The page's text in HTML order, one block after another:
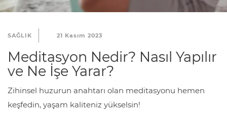
SAĞLIK 21 Kasım 2023
Meditasyon Nedir? Nasıl Yapılır
ve Ne İşe Yarar?
Zihinsel huzurun anahtarı olan meditasyonu hemen
keşfedin, yaşam kaliteniz yükselsin!